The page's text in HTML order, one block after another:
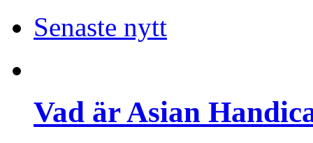
Senaste nytt
Vad är Asian